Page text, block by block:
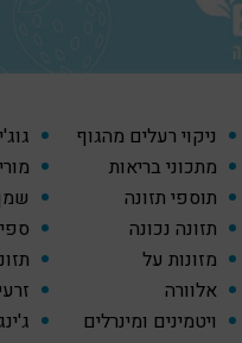
ניקוי רעלים מהגוף
מתכוני בריאות
תוספי תזונה
תזונה נכונה
מזונות על
אלוורה
ויטמינים ומינרלים